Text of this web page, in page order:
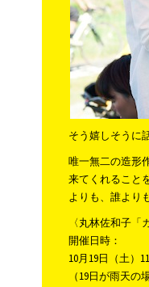
そう嬉しそうに
唯一無二の造形
来てくれること
よりも、誰より
〈丸林佐和子
開催日時：
10月19日（土）
（19日が雨天